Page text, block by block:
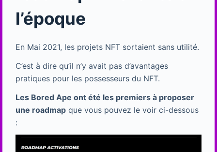
l’époque
En Mai 2021, les projets NFT sortaient sans utilité.
C’est à dire qu’il n’y avait pas d’avantages
pratiques pour les possesseurs du NFT.
Les Bored Ape ont été les premiers à proposer
une roadmapque vous pouvez le voir ci-dessous
: